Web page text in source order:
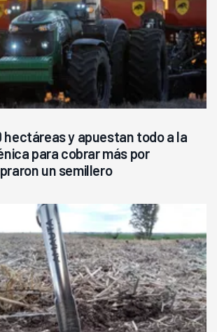
hectáreas y apuestan todo a la
para cobrar más por
un semillero